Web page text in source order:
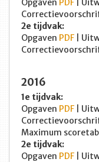
Opgaven PDF |
2e tijdvak:
Opgaven PDF |
2016
1e tijdvak:
Opgaven PDF |
Maximum
2e tijdvak:
Opgaven PDF |